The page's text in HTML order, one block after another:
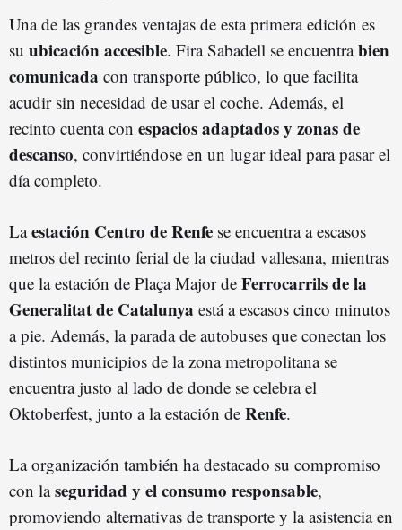
Una de las grandes ventajas de esta primera edición es
su ubicación accesible. Fira Sabadell se encuentrabien
comunicada con transporte público, lo que facilita
acudir sin necesidad de usar el coche. Además, el
recinto cuenta con espacios adaptados y zonas de
descanso, convirtiéndose en un lugar ideal para pasar el
día completo.
Laestación Centro de Renfe se encuentra a escasos
metros del recinto ferial de la ciudad vallesana, mientras
que la estación de Plaça Major de Ferrocarrils de la
Generalitat de Catalunya está a escasos cinco minutos
a pie. Además, la parada de autobuses que conectan los
distintos municipios de la zona metropolitana se
encuentra justo al lado de donde se celebra el
Oktoberfest, junto a la estación de Renfe.
La organización también ha destacado su compromiso
con laseguridad y el consumo responsable,
promoviendo alternativas de transporte y la asistencia en